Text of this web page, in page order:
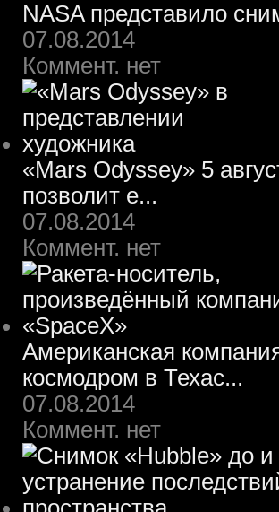
NASA представило
07.08.2014
Коммент. нет
«Mars Odyssey» 5
позволит е...
07.08.2014
Коммент. нет
Американская
космодром в Техас...
07.08.2014
Коммент. нет